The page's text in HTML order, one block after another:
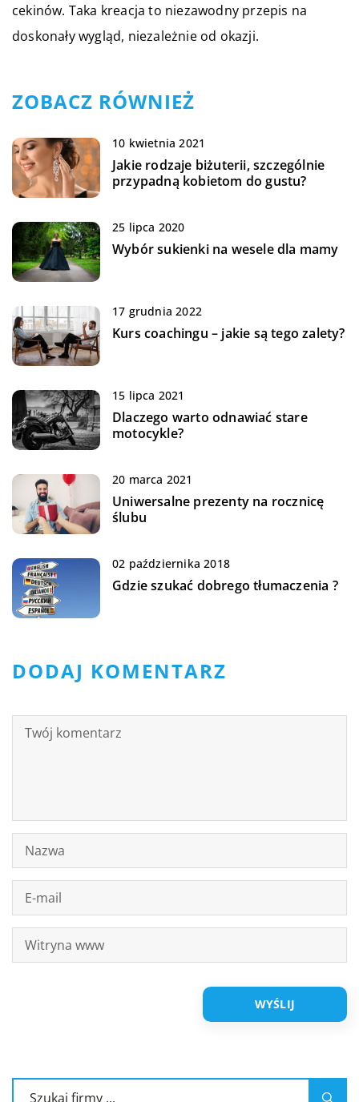
cekinów. Taka kreacja to niezawodny przepis na
doskonały wygląd, niezależnie od okazji.
ZOBACZ RÓWNIEŻ
10 kwietnia 2021
Jakie rodzaje biżuterii, szczególnie
przypadną kobietom do gustu?
25 lipca 2020
Wybór sukienki na wesele dla mamy
17 grudnia 2022
Kurs coachingu – jakie są tego zalety?
15 lipca 2021
Dlaczego warto odnawiać stare
motocykle?
20 marca 2021
Uniwersalne prezenty na rocznicę
ślubu
02 października 2018
Gdzie szukać dobrego tłumaczenia ?
DODAJ KOMENTARZ